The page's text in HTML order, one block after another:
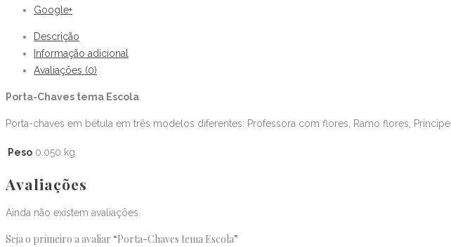
Google+
Descrição
Informação adicional
Avaliações (0)
Porta-Chaves tema Escola
Porta-chaves em bétula em três modelos diferentes: Professora com flores, Ramo flores,
Peso 0.050 kg
Avaliações
Ainda não existem avaliações.
Seja o primeiro a avaliar “Porta-Chaves tema Escola”